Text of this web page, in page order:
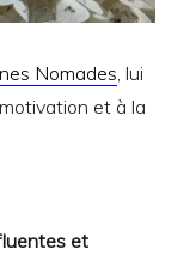
Nomades , lui
motivation et à la
et